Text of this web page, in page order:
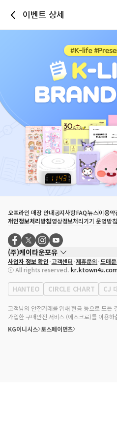
이벤트 상세
오프라인 매장 안내공지사항FAQ뉴스이용약
개인정보처리방침영상정보처리기기 운영방침
(주)케이타운포유
대표자
송효민
사업자등록번호
120-87-71116
통신판매업 신고번호 제2011-서울강남-
대표전화
02-552-9855
사업자 정보 확인 고객센터 제휴문의 도매
ⓒ All rights reserved.
HANTEO CIRCLE CHART CJ
고객님의 안전거래를 위해 현금 등으로 모든
가입한 구매안전 서비스 (에스크로)를 이용하
KG이니시스 토스페이먼츠